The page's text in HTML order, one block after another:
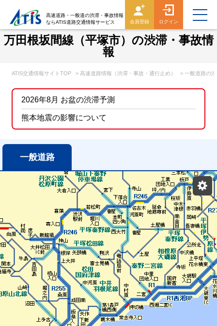
高速道路・一般道の渋滞・事故情報
ならATIS道路交通情報サービス
会員登録 ログイン
万田根坂間線（平塚市）の渋滞・事故情
報
ATIS交通情報サイトTOP > 高速道路情報（渋滞・事故・通行止め） > 一般道路の
2026年8月 お盆の渋滞予測
熊本地震の影響について
一般道路
表示設定
混雑 渋滞 通行止め
チェーン規制等
調整中
規制情報
規制 通行止め